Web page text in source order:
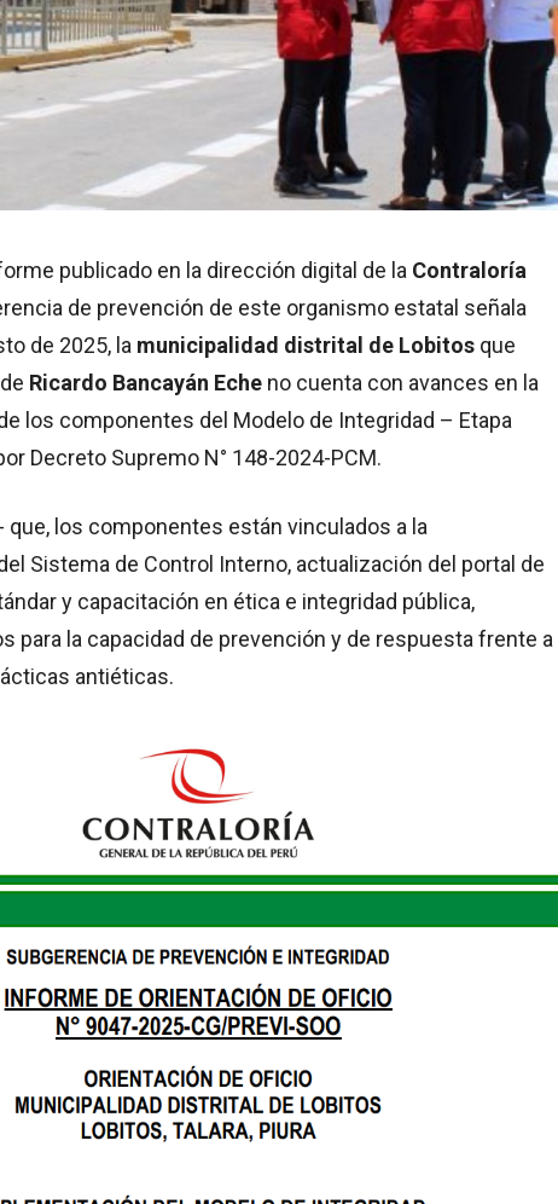
publicado en la dirección digital de la Contraloría
de prevención de este organismo estatal señala
de 2025, la municipalidad distrital de Lobitos que
Ricardo Bancayán Eche no cuenta con avances en la
los componentes del Modelo de Integridad – Etapa
Decreto Supremo N° 148-2024-PCM.
que, los componentes están vinculados a la
Sistema de Control Interno, actualización del portal de
y capacitación en ética e integridad pública,
para la capacidad de prevención y de respuesta frente a
antiéticas.